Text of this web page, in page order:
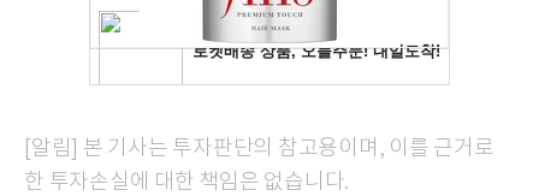
[알림] 본 기사는 투자판단의 참고용이며, 이를 근거로
한 투자손실에 대한 책임은 없습니다.